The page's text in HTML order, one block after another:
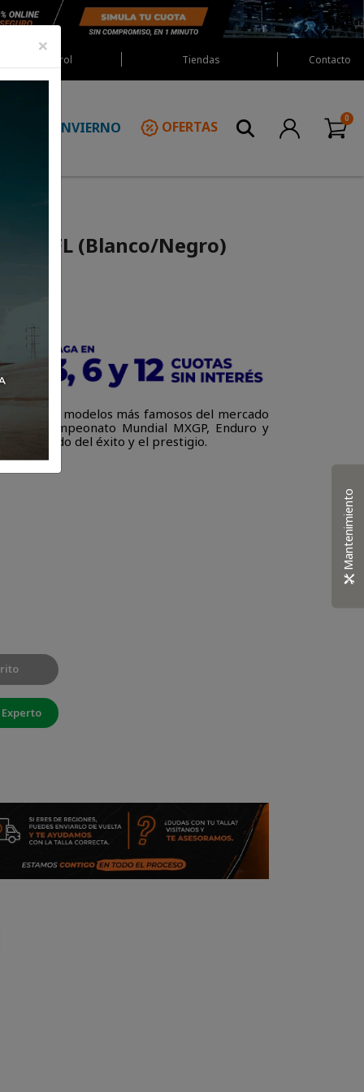
Red Castrol Tiendas Contacto
INVIERNO OFERTAS
(Blanco/Negro)
de los modelos más famosos del mercado
del Campeonato Mundial MXGP, Enduro y
significado del éxito y el prestigio.
×
Mantenimiento